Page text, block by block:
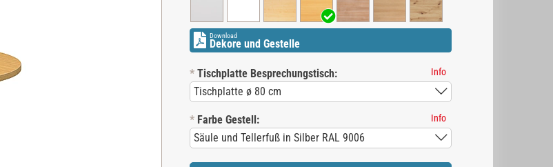
Download
Dekore und Gestelle
* Tischplatte Besprechungstisch: Info
* Farbe Gestell: Info